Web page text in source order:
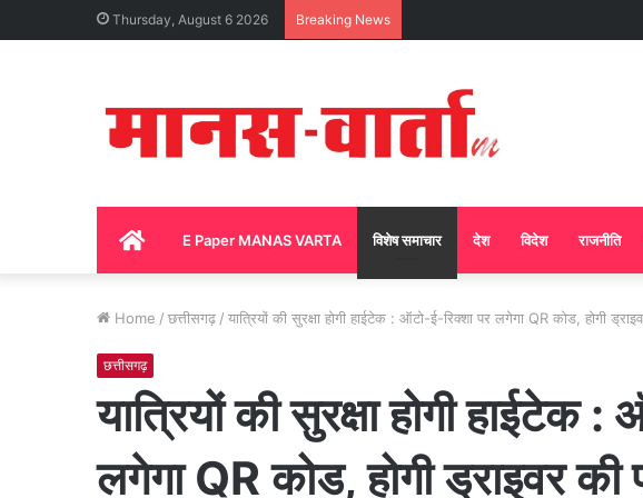
Thursday, August 6 2026 Breaking News
HomeE Paper MANAS VARTA विशेष समाचार देश विदेश राजनीति
Home / छत्तीसगढ़ / यात्रियों की सुरक्षा होगी हाईटेक : ऑटो-ई-रिक्शा पर लगेगा QR कोड, होगी
छत्तीसगढ़
यात्रियों की सुरक्षा होगी हाईटेक
लगेगा QR कोड, होगी ड्राइवर की